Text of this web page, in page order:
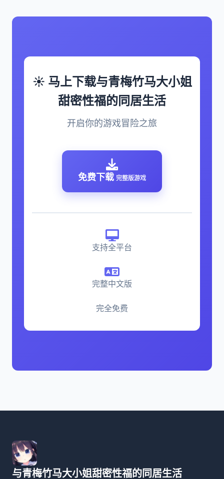
☀️ 马上下载与青梅竹马大小姐
甜密性福的同居生活
开启你的游戏冒险之旅
免费下载 完整版游戏
支持全平台
完整中文版
完全免费
与青梅竹马大小姐甜密性福的同居生活